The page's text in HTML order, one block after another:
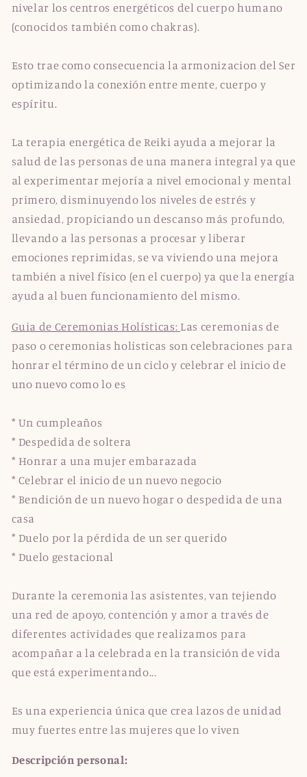
nivelar los centros energéticos del cuerpo humano
(conocidos también como chakras).
Esto trae como consecuencia la armonizacion del Ser
optimizando la conexión entre mente, cuerpo y
espíritu.
La terapia energética de Reiki ayuda a mejorar la
salud de las personas de una manera integral ya que
al experimentar mejoría a nivel emocional y mental
primero, disminuyendo los niveles de estrés y
ansiedad, propiciando un descanso más profundo,
llevando a las personas a procesar y liberar
emociones reprimidas, se va viviendo una mejora
también a nivel físico (en el cuerpo) ya que la energía
ayuda al buen funcionamiento del mismo.
Guia de Ceremonias Holísticas: Las ceremonias de
paso o ceremonias holisticas son celebraciones para
honrar el término de un ciclo y celebrar el inicio de
uno nuevo como lo es
* Un cumpleaños
* Despedida de soltera
* Honrar a una mujer embarazada
* Celebrar el inicio de un nuevo negocio
* Bendición de un nuevo hogar o despedida de una
casa
* Duelo por la pérdida de un ser querido
* Duelo gestacional
Durante la ceremonia las asistentes, van tejiendo
una red de apoyo, contención y amor a través de
diferentes actividades que realizamos para
acompañar a la celebrada en la transición de vida
que está experimentando...
Es una experiencia única que crea lazos de unidad
muy fuertes entre las mujeres que lo viven
Descripción personal: